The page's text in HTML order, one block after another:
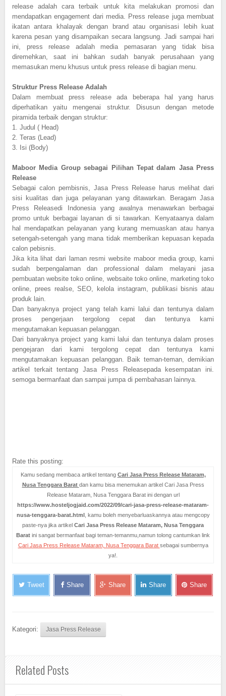
release adalah cara terbaik untuk kita melakukan promosi dan
mendapatkan engagement dari media. Press release juga membuat
ikatan antara khalayak dengan brand atau organisasi lebih kuat
karena pesan yang disampaikan secara langsung. Jadi sampai hari
ini, press release adalah media pemasaran yang tidak bisa
diremehkan, saat ini bahkan sudah banyak perusahaan yang
memasukan menu khusus untuk press release di bagian menu.
Struktur Press Release Adalah
Dalam membuat press release ada beberapa hal yang harus
diperhatikan yaitu mengenai struktur. Disusun dengan metode
piramida terbaik dengan struktur:
1. Judul ( Head)
2. Teras (Lead)
3. Isi (Body)
Maboor Media Group sebagai Pilihan Tepat dalam Jasa Press
Release
Sebagai calon pembisnis, Jasa Press Release harus melihat dari
sisi kualitas dan juga pelayanan yang ditawarkan. Beragam Jasa
Press Releasedi Indonesia yang awalnya menawarkan berbagai
promo untuk berbagai layanan di si tawarkan. Kenyataanya dalam
hal mendapatkan pelayanan yang kurang memuaskan atau hanya
setengah-setengah yang mana tidak memberikan kepuasan kepada
calon pebisnis.
Jika kita lihat dari laman resmi website maboor media group, kami
sudah berpengalaman dan professional dalam melayani jasa
pembuatan website toko online, websaite toko online, marketing toko
online, prees realse, SEO, kelola instagram, publikasi bisnis atau
produk lain.
Dan banyaknya project yang telah kami lalui dan tentunya dalam
proses pengerjaan tergolong cepat dan tentunya kami
mengutamakan kepuasan pelanggan.
Dari banyaknya project yang kami lalui dan tentunya dalam proses
pengejaran dari kami tergolong cepat dan tentunya kami
mengutamakan kepuasan pelanggan. Baik teman-teman, demikian
artikel terkait tentang Jasa Press Releasepada kesempatan ini.
semoga bermanfaat dan sampai jumpa di pembahasan lainnya.
Rate this posting:
Kamu sedang membaca artikel tentang Cari Jasa Press Release Mataram,
Nusa Tenggara Barat dan kamu bisa menemukan artikel Cari Jasa Press
Release Mataram, Nusa Tenggara Barat ini dengan url
https://www.hosteljogjaid.com/2022/09/cari-jasa-press-release-mataram-
nusa-tenggara-barat.html, kamu boleh menyebarluaskannya atau mengcopy
paste-nya jika artikel Cari Jasa Press Release Mataram, Nusa Tenggara
Barat ini sangat bermanfaat bagi teman-temanmu,namun tolong cantumkan link
Cari Jasa Press Release Mataram, Nusa Tenggara Barat sebagai sumbernya
ya!.
Tweet Share Share Share Share
Kategori: Jasa Press Release
Related Posts